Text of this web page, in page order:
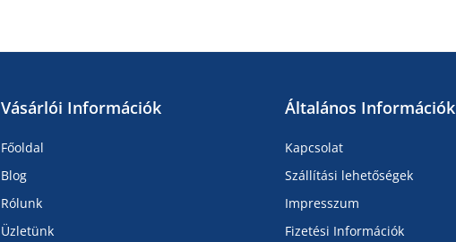
Vásárlói Információk
Főoldal
Blog
Rólunk
Üzletünk
Általános Információk
Kapcsolat
Szállítási lehetőségek
Impresszum
Fizetési Információk